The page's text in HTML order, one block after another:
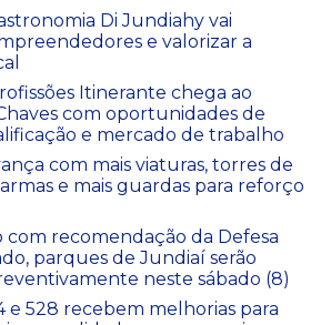
Di Jundiahy vai
e valorizar a
Itinerante chega ao
com oportunidades de
e mercado de trabalho
com mais viaturas, torres de
e mais guardas para reforço
com recomendação da Defesa
parques de Jundiaí serão
neste sábado (8)
e 528 recebem melhorias para